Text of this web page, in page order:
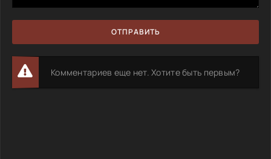
ОТПРАВИТЬ
Комментариев еще нет. Хотите быть первым?